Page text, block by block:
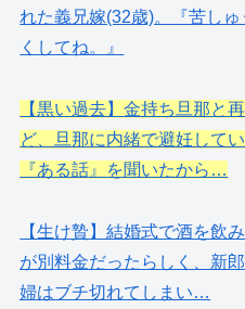
れた義兄嫁(32歳)。『苦し
くしてね。』
【黒い過去】金持ち旦那と
ど、旦那に内緒で避妊して
『ある話』を聞いたから…
【生け贄】結婚式で酒を飲
が別料金だったらしく、新
婦はブチ切れてしまい…